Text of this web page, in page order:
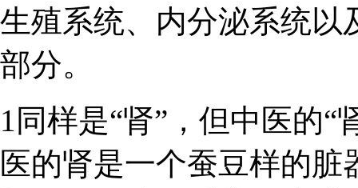
生殖系统、内分泌系统以
部分。
1同样是“肾”，但中医的“
医的肾是一个蚕豆样的